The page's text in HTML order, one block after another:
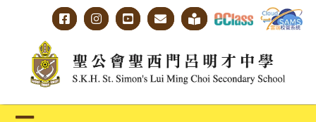
content